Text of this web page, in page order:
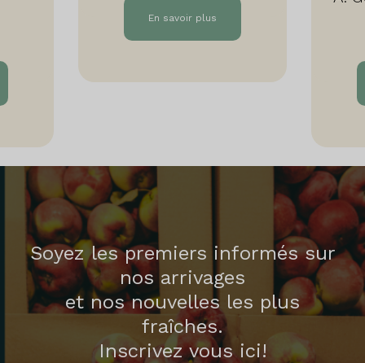
En savoir plus
Soyez les premiers informés sur
nos arrivages
et nos nouvelles les plus
fraîches.
Inscrivez vous ici!